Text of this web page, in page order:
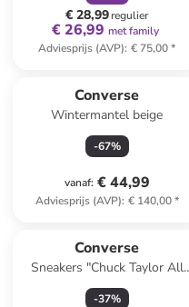
€ 28,99regulier
€ 26,99 met family
Adviesprijs (AVP): € 75,00*
Converse
Wintermantel beige
-67%
vanaf: € 44,99
Adviesprijs (AVP): € 140,00*
Converse
Sneakers "Chuck Taylor All
Star" zwart
-37%